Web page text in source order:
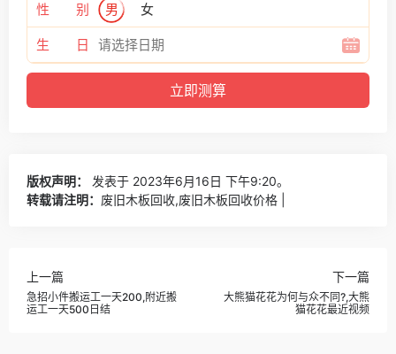
性 别 男 女
生 日
版权声明：
发表于 2023年6月16日 下午9:20。
转载请注明： 废旧木板回收,废旧木板回收价格 |
上一篇
急招小件搬运工一天200,附近搬
运工一天500日结
下一篇
大熊猫花花为何与众不同?,大熊
猫花花最近视频